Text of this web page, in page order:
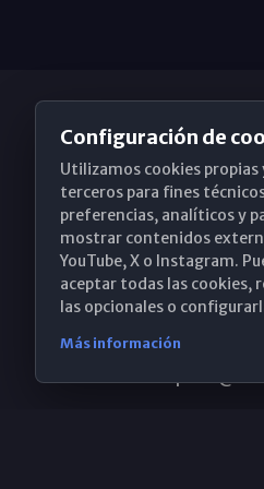
Obispado
Santa María,
(+34) 952 224
Configuración de
Utilizamos cookies propias
terceros para fines
preferencias, analíticos y
mostrar contenidos
YouTube, X o Instagram.
aceptar todas las cookies,
las opcionales o
Más información